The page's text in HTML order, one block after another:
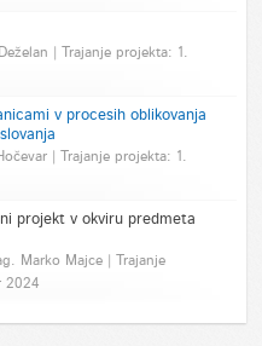
| Trajanje projekta: 1.
v procesih oblikovanja
| Trajanje projekta: 1.
projekt v okviru predmeta
Marko Majce | Trajanje
2024